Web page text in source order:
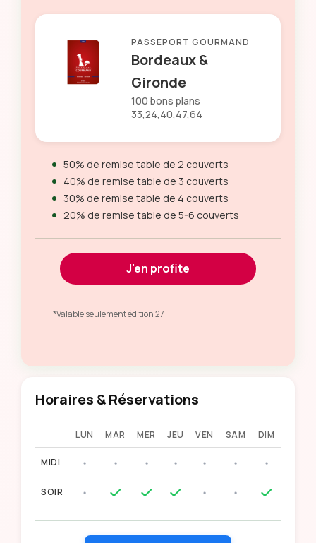
PASSEPORT GOURMAND
Bordeaux &
Gironde
100 bons plans
33,24,40,47,64
50% de remise table de 2 couverts
40% de remise table de 3 couverts
30% de remise table de 4 couverts
20% de remise table de 5-6 couverts
J'en profite
*Valable seulement édition 27
Horaires & Réservations
LUN MAR MER JEU VEN SAM DIM
MIDI
SOIR